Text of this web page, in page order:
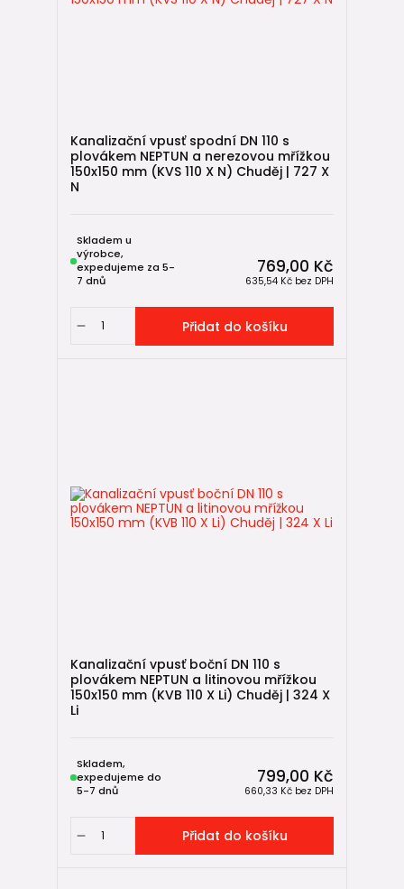
Kanalizační vpusť spodní DN 110 s
plovákem NEPTUN a nerezovou mřížkou
150x150 mm (KVS 110 X N) Chuděj | 727 X
N
769,00 Kč
635,54 Kč bez DPH
Skladem u
výrobce,
expedujeme za 5-
7 dnů
Přidat do košíku
Kanalizační vpusť boční DN 110 s
plovákem NEPTUN a litinovou mřížkou
150x150 mm (KVB 110 X Li) Chuděj | 324 X
Li
799,00 Kč
660,33 Kč bez DPH
Skladem,
expedujeme do
5-7 dnů
Přidat do košíku